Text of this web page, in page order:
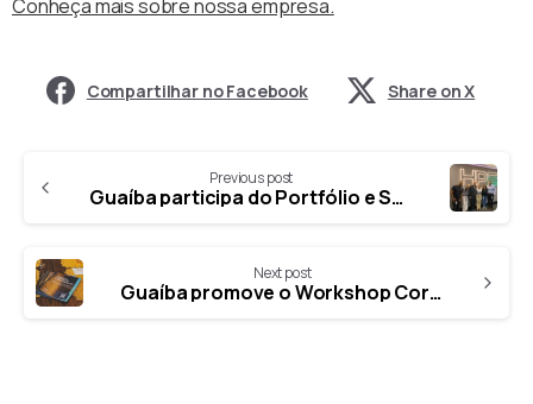
Conheça mais sobre nossa empresa.
Share on X
Previous post
Guaíba participa do Portfólio e Services Experience da HPE em Alphaville
Next post
Guaíba promove o Workshop Corrida contra o Ransomware em Curitiba